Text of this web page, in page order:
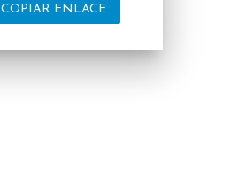
COPIAR ENLACE